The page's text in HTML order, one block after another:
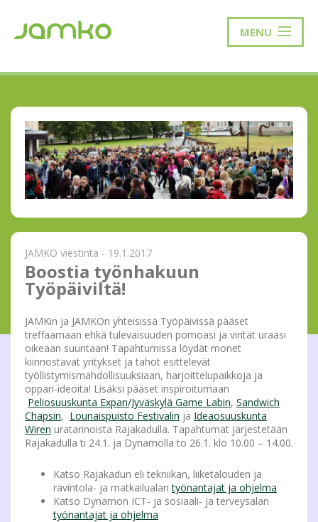
MENU
JAMKO viestintä - 19.1.2017
Boostia työnhakuun
Työpäiviltä!
JAMKin ja JAMKOn yhteisissä Työpäivissä pääset
treffaamaan ehkä tulevaisuuden pomoasi ja virität uraasi
oikeaan suuntaan! Tapahtumissa löydät monet
kiinnostavat yritykset ja tahot esittelevät
työllistymismahdollisuuksiaan, harjoittelupaikkoja ja
oppari-ideoita! Lisäksi pääset inspiroitumaan
Peliosuuskunta Expan/Jyväskylä Game Labin, Sandwich
Chapsin, Lounaispuisto Festivalin ja Ideaosuuskunta
Wiren uratarinoista Rajakadulla. Tapahtumat järjestetään
Rajakadulla ti 24.1. ja Dynamolla to 26.1. klo 10.00 – 14.00.
Katso Rajakadun eli tekniikan, liiketalouden ja
ravintola- ja matkailualantyönantajat ja ohjelma
Katso Dynamon ICT- ja sosiaali- ja terveysalan
työnantajat ja ohjelma